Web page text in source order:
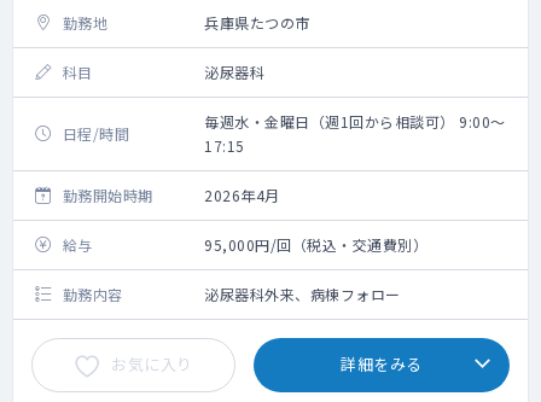
勤務地 兵庫県たつの市
科目 泌尿器科
日程/時間
毎週水・金曜日（週1回から相談可） 9:00～
17:15
勤務開始時期 2026年4月
給与 95,000円/回（税込・交通費別）
勤務内容 泌尿器科外来、病棟フォロー
お気に入り 詳細をみる